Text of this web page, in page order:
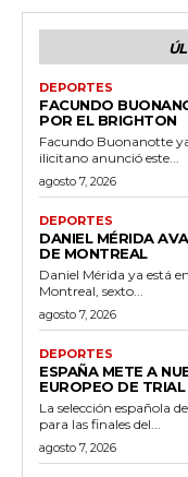
DEPORTES
FACUNDO
POR EL BRIGHTON
Facundo Buonanotte
ilicitano anunció este...
agosto 7, 2026
DEPORTES
DANIEL MÉRIDA
DE MONTREAL
Daniel Mérida ya está
Montreal, sexto...
agosto 7, 2026
DEPORTES
ESPAÑA METE A
EUROPEO DE TRIAL
La selección española
para las finales del...
agosto 7, 2026